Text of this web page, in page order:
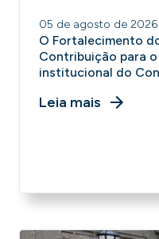
05 de agosto de 2026
O Fortalecimento
Contribuição para
institucional do
Leia mais